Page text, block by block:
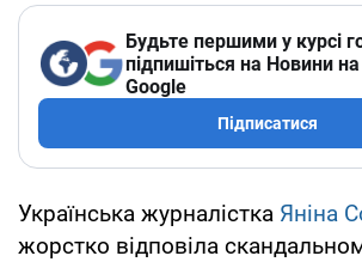
Будьте першими у курсі
підпишіться на Новини
Google
Підписатися
Українська журналістка Яніна
жорстко відповіла